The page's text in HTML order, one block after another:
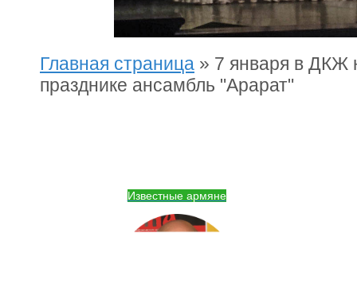
Главная страница » 7 января в ДКЖ
празднике ансамбль "Арарат"
Известные армяне